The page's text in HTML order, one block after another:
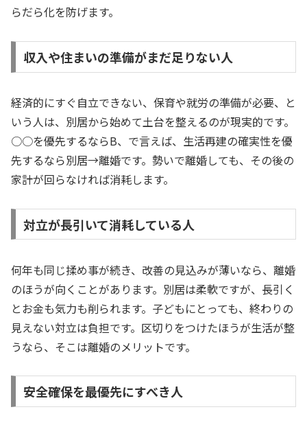
らだら化を防げます。
収入や住まいの準備がまだ足りない人
経済的にすぐ自立できない、保育や就労の準備が必要、と
いう人は、別居から始めて土台を整えるのが現実的です。
○○を優先するならB、で言えば、生活再建の確実性を優
先するなら別居→離婚です。勢いで離婚しても、その後の
家計が回らなければ消耗します。
対立が長引いて消耗している人
何年も同じ揉め事が続き、改善の見込みが薄いなら、離婚
のほうが向くことがあります。別居は柔軟ですが、長引く
とお金も気力も削られます。子どもにとっても、終わりの
見えない対立は負担です。区切りをつけたほうが生活が整
うなら、そこは離婚のメリットです。
安全確保を最優先にすべき人